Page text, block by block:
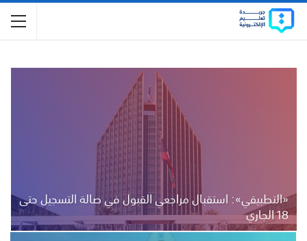
«التطبيقي»: استقبال مراجعي القبول في صالة التسجيل حتى
18 الجاري